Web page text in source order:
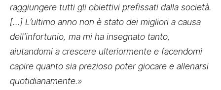
raggiungere tutti gli obiettivi prefissati dalla società.
[…] L’ultimo anno non è stato dei migliori a causa
dell’infortunio, ma mi ha insegnato tanto,
aiutandomi a crescere ulteriormente e facendomi
capire quanto sia prezioso poter giocare e allenarsi
quotidianamente.»